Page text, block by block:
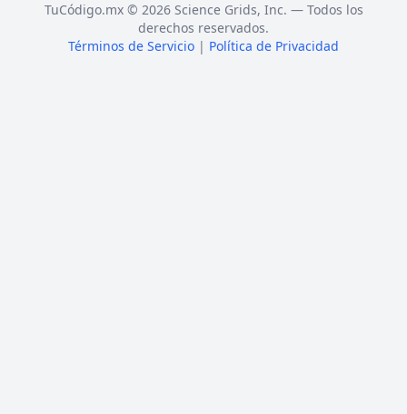
TuCódigo.mx © 2026 Science Grids, Inc. — Todos los
derechos reservados.
Términos de Servicio | Política de Privacidad